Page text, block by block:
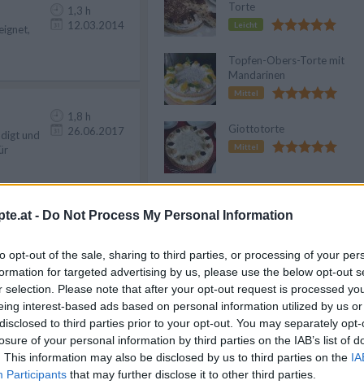
- Do Not Process My Personal Information
opt-out of the sale, sharing to third parties, or processing of your
for targeted advertising by us, please use the below opt-out
selection. Please note that after your opt-out request is processed
interest-based ads based on personal information utilized by us
to third parties prior to your opt-out. You may separately
of your personal information by third parties on the IAB’s list of
This information may also be disclosed by us to third parties on the
Participants that may further disclose it to other third parties.
1,3 h
12.03.2014
und
1,8 h
26.06.2017
6,6 h
13,5 h
26.08.2020
Torte
Leicht
Topfen-Obers-Torte mit
Mandarinen
Mittel
Giottotorte
Mittel
Leicht
Schokokuss-Torte
Apfeltorte mit
Leicht